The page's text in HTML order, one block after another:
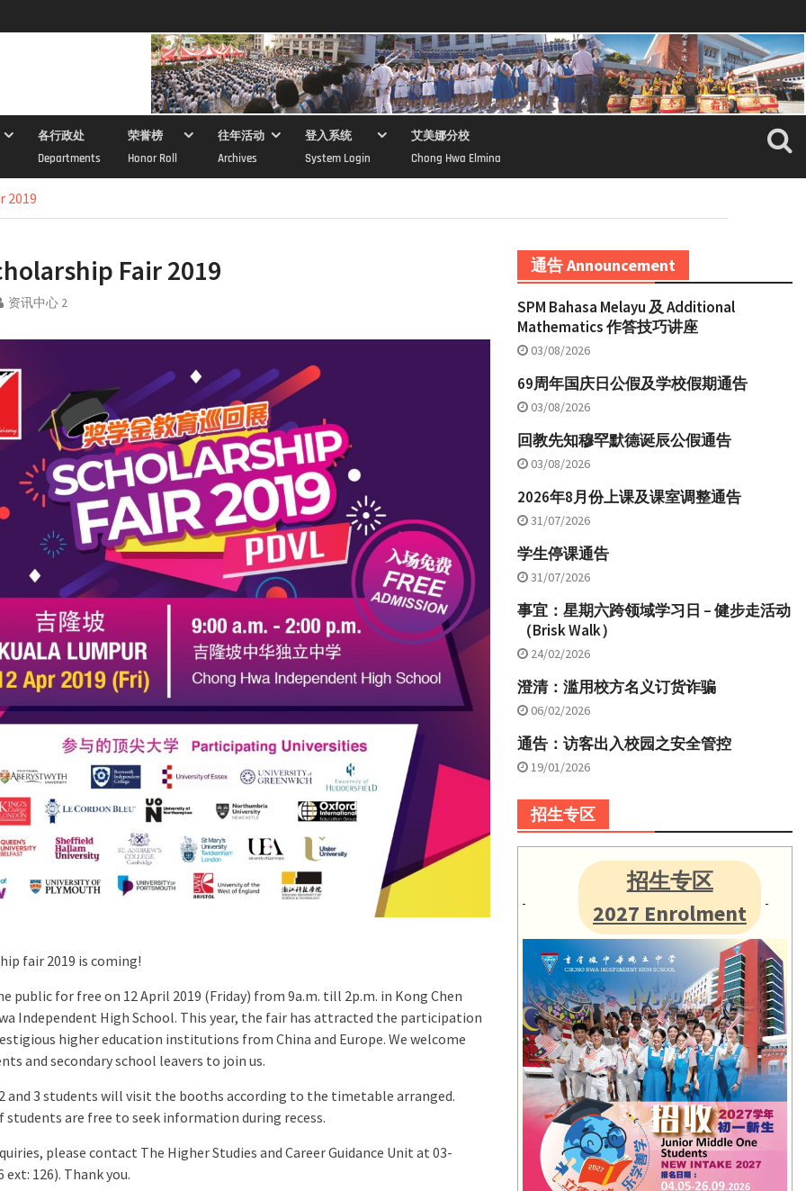
各行政处
Departments
荣誉榜
Honor Roll
往年活动
Archives
登入系统
System Login
艾美娜分校
Chong Hwa Elmina
2019
Fair 2019
资讯中心 2
fair 2019 is coming!
public for free on 12 April 2019 (Friday) from 9a.m. till 2p.m. in Kong Chen
Independent High School. This year, the fair has attracted the participation
higher education institutions from China and Europe. We welcome
and secondary school leavers to join us.
and 3 students will visit the booths according to the timetable arranged.
students are free to seek information during recess.
please contact The Higher Studies and Career Guidance Unit at 03-
ext: 126). Thank you.
通告 Announcement
SPM Bahasa Melayu 及 Additional
Mathematics 作答技巧讲座
03/08/2026
69周年国庆日公假及学校假期通告
03/08/2026
回教先知穆罕默德诞辰公假通告
03/08/2026
2026年8月份上课及课室调整通告
31/07/2026
学生停课通告
31/07/2026
事宜：星期六跨领域学习日 – 健步走活动
（Brisk Walk）
24/02/2026
澄清：滥用校方名义订货诈骗
06/02/2026
通告：访客出入校园之安全管控
19/01/2026
招生专区
招生专区
2027 Enrolment